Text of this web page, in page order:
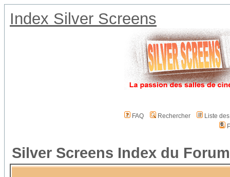
Index Silver Screens
FAQ Rechercher
Liste
Silver Screens Index du Forum